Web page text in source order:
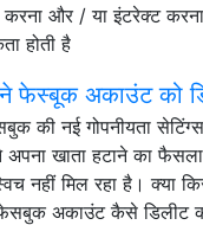
और / या इंटरेक्ट
होती है
फेस्बूक अकाउंट को
की नई गोपनीयता सेटिंग्स
खाता हटाने का
नहीं मिल रहा है। क्या
अकाउंट कैसे डिलीट